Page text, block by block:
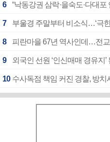
6 “낙동강권 삼락·을숙도·다대
7 부울경 주말부터 비소식…‘극
8 피란마을 67년 역사인데…전
9 외국인 선원 ‘인신매매 경유지
10 수사독점 책임 커진 경찰, 방치